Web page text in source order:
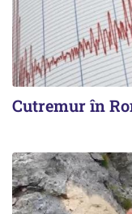
Cutremur în